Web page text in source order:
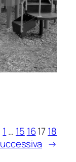
1 … 15 161718
→